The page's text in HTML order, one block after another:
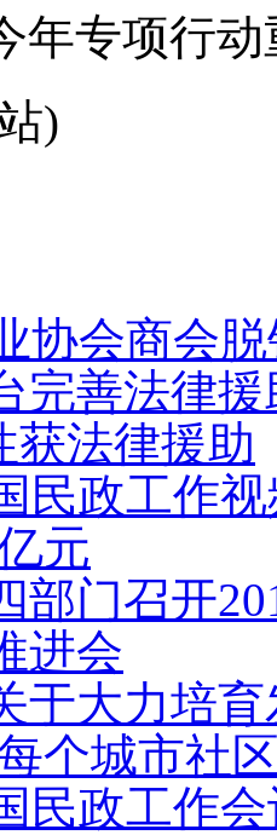
年专项行
)
协会商会
完善法律
获法律援助
民政工作
元
部门召开
进会
于大力培
个城市社
民政工作